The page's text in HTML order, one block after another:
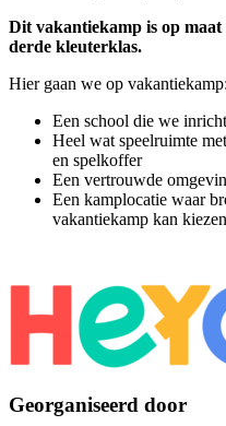
Dit vakantiekamp is op
derde kleuterklas.
Hier gaan we op vakantiekamp:
Een school die we
Heel wat speelruimte
en spelkoffer
Een vertrouwde
Een kamplocatie waar
vakantiekamp kan kiezen
Georganiseerd door